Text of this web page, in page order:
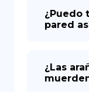
¿Puedo
pared
¿Las